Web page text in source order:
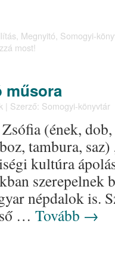
Megnyitó Somogyi-
most!
műsora
| Szerző: Somogyi-könyvtár
(ének,
tambura,
kultúra
szerepelnek
népdalok is.
… Tovább →